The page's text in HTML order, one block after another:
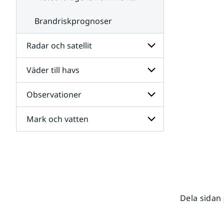
Brandriskprognoser
Radar och satellit
Undersidor
för
Radar
och
satellit
Väder till havs
Undersidor
för
Väder
till
havs
Observationer
Undersidor
för
Mark och vatten
Dela sidan